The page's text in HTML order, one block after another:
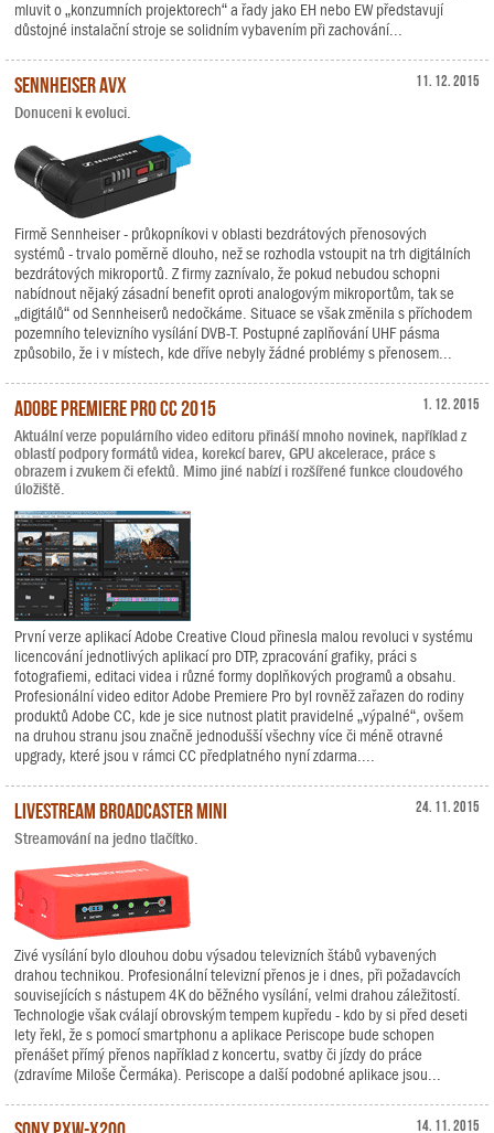
mluvit o „konzumních projektorech“ a řady jako EH nebo EW představují
důstojné instalační stroje se solidním vybavením při zachování...
11. 12. 2015
Sennheiser AVX
Donuceni k evoluci.
Firmě Sennheiser - průkopníkovi v oblasti bezdrátových přenosových
systémů - trvalo poměrně dlouho, než se rozhodla vstoupit na trh digitálních
bezdrátových mikroportů. Z firmy zaznívalo, že pokud nebudou schopni
nabídnout nějaký zásadní benefit oproti analogovým mikroportům, tak se
„digitálů“ od Sennheiserů nedočkáme. Situace se však změnila s příchodem
pozemního televizního vysílání DVB-T. Postupné zaplňování UHF pásma
způsobilo, že i v místech, kde dříve nebyly žádné problémy s přenosem...
1. 12. 2015
Adobe Premiere Pro CC 2015
Aktuální verze populárního video editoru přináší mnoho novinek, například z
oblastí podpory formátů videa, korekcí barev, GPU akcelerace, práce s
obrazem i zvukem či efektů. Mimo jiné nabízí i rozšířené funkce cloudového
úložiště.
První verze aplikací Adobe Creative Cloud přinesla malou revoluci v systému
licencování jednotlivých aplikací pro DTP, zpracování grafiky, práci s
fotografiemi, editaci videa i různé formy doplňkových programů a obsahu.
Profesionální video editor Adobe Premiere Pro byl rovněž zařazen do rodiny
produktů Adobe CC, kde je sice nutnost platit pravidelné „výpalné“, ovšem
na druhou stranu jsou značně jednodušší všechny více či méně otravné
upgrady, které jsou v rámci CC předplatného nyní zdarma....
24. 11. 2015
Livestream Broadcaster mini
Streamování na jedno tlačítko.
Zivé vysílání bylo dlouhou dobu výsadou televizních štábů vybavených
drahou technikou. Profesionální televizní přenos je i dnes, při požadavcích
souvisejících s nástupem 4K do běžného vysílání, velmi drahou záležitostí.
Technologie však cválají obrovským tempem kupředu - kdo by si před deseti
lety řekl, že s pomocí smartphonu a aplikace Periscope bude schopen
přenášet přímý přenos například z koncertu, svatby či jízdy do práce
(zdravíme Miloše Čermáka). Periscope a další podobné aplikace jsou...
14. 11. 2015
Sony PXW-X200